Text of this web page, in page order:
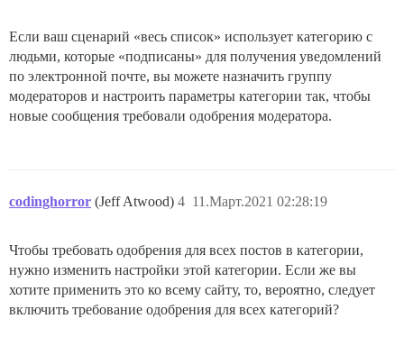
Если ваш сценарий «весь список» использует категорию с
людьми, которые «подписаны» для получения уведомлений
по электронной почте, вы можете назначить группу
модераторов и настроить параметры категории так, чтобы
новые сообщения требовали одобрения модератора.
codinghorror (Jeff Atwood) 11.Март.2021 02:28:19
4
Чтобы требовать одобрения для всех постов в категории,
нужно изменить настройки этой категории. Если же вы
хотите применить это ко всему сайту, то, вероятно, следует
включить требование одобрения для всех категорий?